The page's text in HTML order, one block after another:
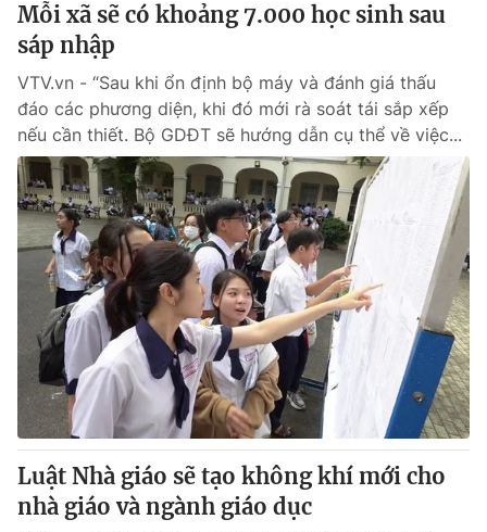
Góc doanh nghiệp
Truyền hình
Phim VTV
Hậu trường
Nhân vật
Khán giả
Giải sao mai
Giải trí
Điện ảnh
Âm nhạc
Sao
Đời sống
Du lịch
Làm đẹp
Chất lượng cuộc sống
Giáo dục
Tuyển sinh
Học trực tuyến
Công nghệ
Hitech Công nghệ tương lai
Sản phẩm
Thị trường
Tư vấn
Giao lưu trực tuyến
Lịch phát sóng
Chuyên mục khác
Emagazine Podcast
Mỗi xã sẽ có khoảng 7.000 học sinh sau
sáp nhập
VTV.vn - “Sau khi ổn định bộ máy và đánh giá thấu
đáo các phương diện, khi đó mới rà soát tái sắp xếp
nếu cần thiết. Bộ GDĐT sẽ hướng dẫn cụ thể về việc...
Luật Nhà giáo sẽ tạo không khí mới cho
nhà giáo và ngành giáo dục